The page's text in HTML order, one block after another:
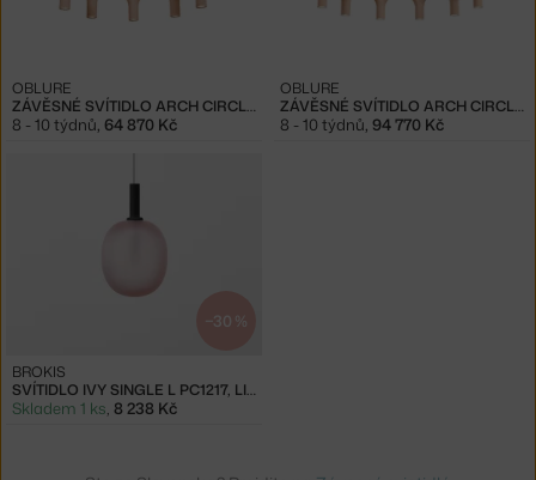
ZÁVĚSNÉ SVÍTIDLO ARCH CIRCLE 76, NUDE
OBLURE
8 - 10 týdnů, 64 870 Kč
ZÁVĚSNÉ SVÍTIDLO ARCH CIRCLE 98, NUDE
OBLURE
8 - 10 týdnů, 94 770 Kč
−30 %
SVÍTIDLO IVY SINGLE L PC1217, LIGHT PINK / ANTHRACITE
BROKIS
Skladem 1 ks, 8 238 Kč